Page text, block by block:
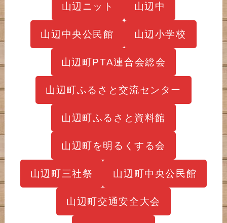
山辺ニット 山辺中
山辺中央公民館 山辺小学校
山辺町PTA連合会総会
山辺町ふるさと交流センター
山辺町ふるさと資料館
山辺町を明るくする会
山辺町三社祭 山辺町中央公民館
山辺町交通安全大会